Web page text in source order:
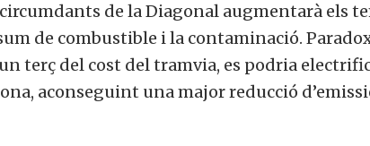
de la Diagonal augmentarà els
de combustible i la contaminació.
terç del cost del tramvia, es podria
aconseguint una major reducció